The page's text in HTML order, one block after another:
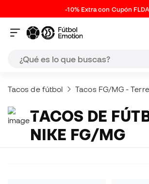
-10% Extra con Cupón
Tacos de fútbol Tacos FG/MG -
TACOS DE FÚTBOL
NIKE FG/MG